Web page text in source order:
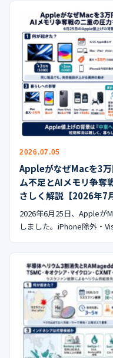
2026.07.05
AppleがなぜMacを3
ム不足とAIメモリ争奪
さしく解説【2026年7
2026年6月25日、Appleが
しました。iPhone除外・